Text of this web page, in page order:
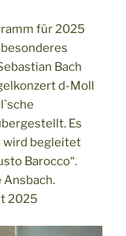
für 2025
Bach
d-Moll
Es
wird begleitet
Barocco“.
Ansbach.
2025